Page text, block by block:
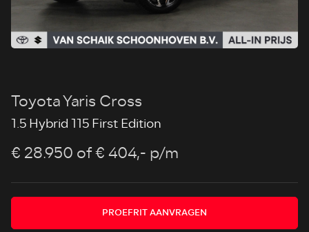
Toyota Yaris Cross
1.5 Hybrid 115 First Edition
€ 28.950 of € 404,- p/m
PROEFRIT AANVRAGEN